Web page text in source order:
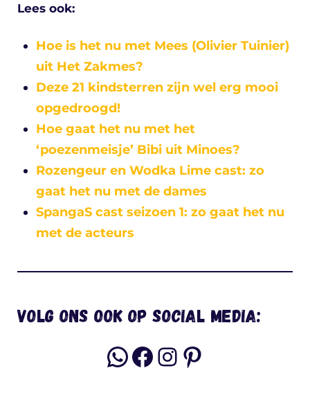
Lees ook:
Hoe is het nu met Mees (Olivier Tuinier)
uit Het Zakmes?
Deze 21 kindsterren zijn wel erg mooi
opgedroogd!
Hoe gaat het nu met het
‘poezenmeisje’ Bibi uit Minoes?
Rozengeur en Wodka Lime cast: zo
gaat het nu met de dames
SpangaS cast seizoen 1: zo gaat het nu
met de acteurs
Volg ons ook op social media:
WhatsApp
Facebook
Instagram
Pinterest